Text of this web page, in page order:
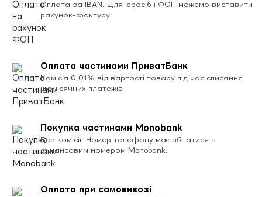
Оплата за IBAN. Для юросіб і ФОП можемо виставити
рахунок-фактуру.
Оплата частинами ПриватБанк
Комісія 0.01% від вартості товару під час списання
щомісячних платежів
Покупка частинами Monobank
Без комісії. Номер телефону має збігатися з
фінансовим номером Monobank.
Оплата при самовивозі